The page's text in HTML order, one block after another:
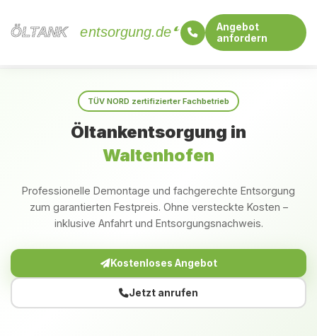
ÖLTANK
ÖLTANK entsorgung.de
Angebot
anfordern
TÜV NORD zertifizierter Fachbetrieb
Öltankentsorgung in
Waltenhofen
Professionelle Demontage und fachgerechte Entsorgung
zum garantierten Festpreis. Ohne versteckte Kosten –
inklusive Anfahrt und Entsorgungsnachweis.
Kostenloses Angebot
Jetzt anrufen